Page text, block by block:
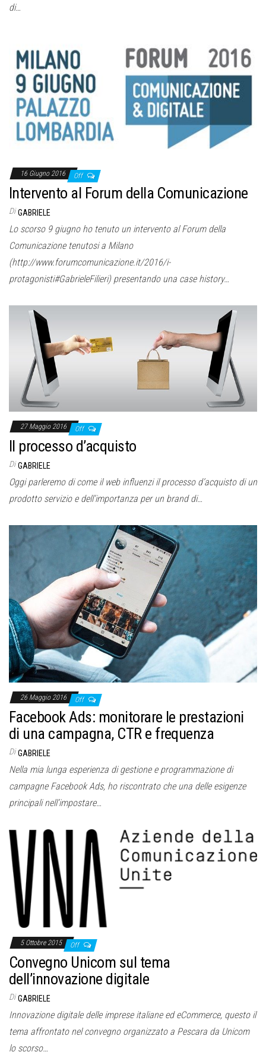
di…
16 Giugno 2016 Off
Intervento al Forum della Comunicazione
Di GABRIELE
Lo scorso 9 giugno ho tenuto un intervento al Forum della
Comunicazione tenutosi a Milano
(http://www.forumcomunicazione.it/2016/i-
protagonisti#GabrieleFilieri) presentando una case history…
27 Maggio 2016 Off
Il processo d’acquisto
Di GABRIELE
Oggi parleremo di come il web influenzi il processo d’acquisto di un
prodotto servizio e dell’importanza per un brand di…
26 Maggio 2016 Off
Facebook Ads: monitorare le prestazioni
di una campagna, CTR e frequenza
Di GABRIELE
Nella mia lunga esperienza di gestione e programmazione di
campagne Facebook Ads, ho riscontrato che una delle esigenze
principali nell’impostare…
5 Ottobre 2015 Off
Convegno Unicom sul tema
dell’innovazione digitale
Di GABRIELE
Innovazione digitale delle imprese italiane ed eCommerce, questo il
tema affrontato nel convegno organizzato a Pescara da Unicom
lo scorso…